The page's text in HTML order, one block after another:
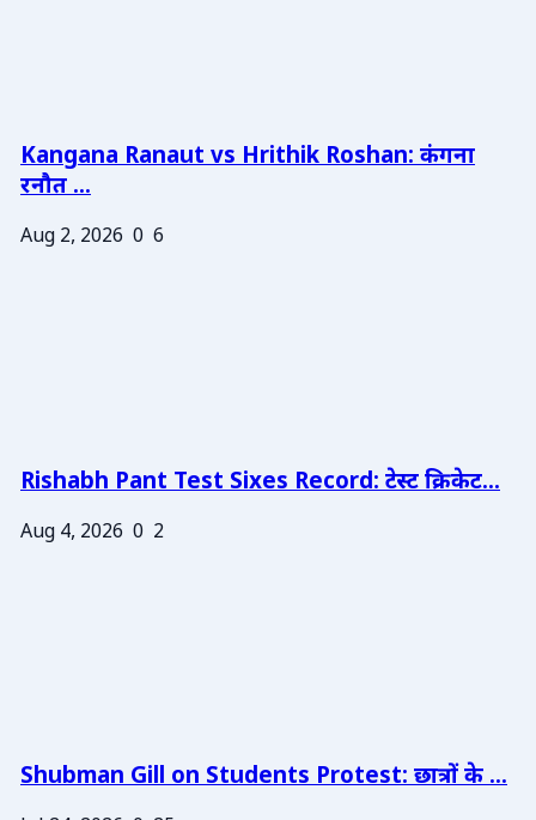
Kangana Ranaut vs Hrithik Roshan: कंगना
रनौत ...
Aug 2, 2026 0 6
Rishabh Pant Test Sixes Record: टेस्ट क्रिकेट...
Aug 4, 2026 0 2
Shubman Gill on Students Protest: छात्रों के ...